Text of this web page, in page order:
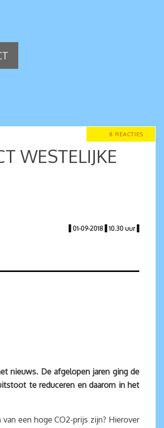
8 REACTIES
WESTELIJKE
| 01-09-2018 | 10.30 uur |
nieuws. De afgelopen jaren ging de
te reduceren en daarom in het
een hoge CO2-prijs zijn? Hierover